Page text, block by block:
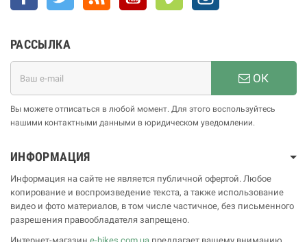
РАССЫЛКА
ОК
Вы можете отписаться в любой момент. Для этого воспользуйтесь
нашими контактными данными в юридическом уведомлении.
ИНФОРМАЦИЯ
Информация на сайте не является публичной офертой. Любое
копирование и воспроизведение текста, а также использование
видео и фото материалов, в том числе частичное, без письменного
разрешения правообладателя запрещено.